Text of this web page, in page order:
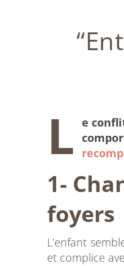
L e
1-
foyers
L’enfant
et complice